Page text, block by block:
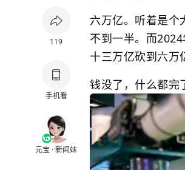
119
手机看
元宝 · 新闻妹
六万亿。听着是个
不到一半。而
十三万亿砍到六万
钱没了，什么都完